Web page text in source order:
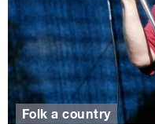
Folk a country